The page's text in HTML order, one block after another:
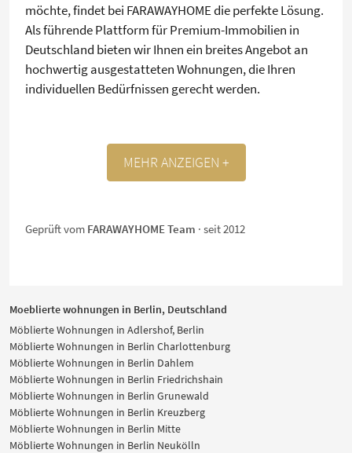
möchte, findet bei FARAWAYHOME die perfekte Lösung.
Als führende Plattform für Premium-Immobilien in
Deutschland bieten wir Ihnen ein breites Angebot an
hochwertig ausgestatteten Wohnungen, die Ihren
individuellen Bedürfnissen gerecht werden.
MEHR ANZEIGEN +
Geprüft vom FARAWAYHOME Team · seit 2012
Moeblierte wohnungen in Berlin, Deutschland
Möblierte Wohnungen in Adlershof, Berlin
Möblierte Wohnungen in Berlin Charlottenburg
Möblierte Wohnungen in Berlin Dahlem
Möblierte Wohnungen in Berlin Friedrichshain
Möblierte Wohnungen in Berlin Grunewald
Möblierte Wohnungen in Berlin Kreuzberg
Möblierte Wohnungen in Berlin Mitte
Möblierte Wohnungen in Berlin Neukölln